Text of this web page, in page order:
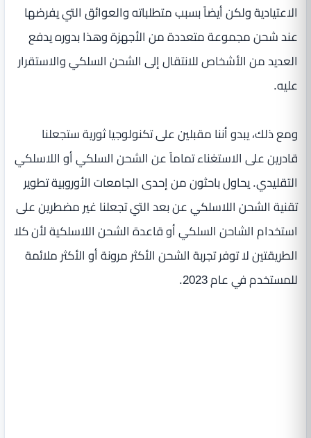
الاعتيادية ولكن أيضاً بسبب متطلباته والعوائق التي يفرضها
عند شحن مجموعة متعددة من الأجهزة وهذا بدوره يدفع
العديد من الأشخاص للانتقال إلى الشحن السلكي والاستقرار
عليه.
ومع ذلك، يبدو أننا مقبلين على تكنولوجيا ثورية ستجعلنا
قادرين على الاستغناء تماماً عن الشحن السلكي أو اللاسلكي
التقليدي. يحاول باحثون من إحدى الجامعات الأوروبية تطوير
تقنية الشحن اللاسلكي عن بعد التي تجعلنا غير مضطرين على
استخدام الشاحن السلكي أو قاعدة الشحن اللاسلكية لأن كلا
الطريقتين لا توفر تجربة الشحن الأكثر مرونة أو الأكثر ملائمة
للمستخدم في عام 2023.